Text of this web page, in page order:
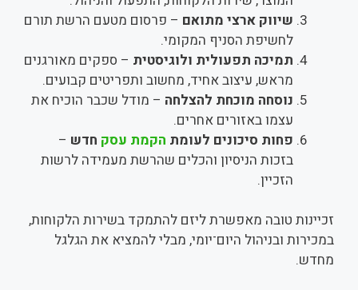
שיווק ארצי מתואם – פרסום מטעם הרשת תורם
לחשיפת הסניף המקומי.
תמיכה תפעולית ולוגיסטית – ספקים מאורגנים
מראש, עיצוב אחיד, מחשוב ותפריטים קבועים.
נוסחה מוכחת להצלחה – מודל שכבר הוכיח את
עצמו באזורים אחרים.
פחות סיכונים לעומת הקמת עסק חדש –
בזכות הניסיון והכלים שהרשת מעמידה לרשות
הזכיין.
זכיינות טובה מאפשרת ליזם להתמקד בשירות הלקוחות,
במכירות ובניהול היום־יומי, מבלי להמציא את הגלגל
מחדש.